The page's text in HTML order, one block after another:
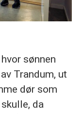
sønnen
Trandum, ut
dør som
da